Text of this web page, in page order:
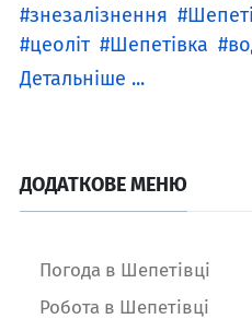
знезалізнення
цеоліт
Шепетівка
Детальніше ...
ДОДАТКОВЕ МЕНЮ
Погода в Шепетівці
Робота в Шепетівці